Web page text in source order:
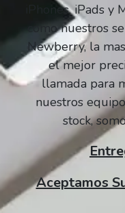
iPhones, iPads
como nuestros
Newberry, la
el mejor
llamada para
nuestros
stock,
Aceptamos